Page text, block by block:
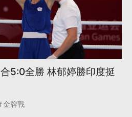
5:0全勝 林郁婷勝印度挺
金牌戰